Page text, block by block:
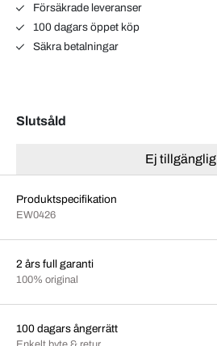
Försäkrade leveranser
100 dagars öppet köp
Säkra betalningar
Slutsåld
Ej tillgänglig
Produktspecifikation
EW0426
2 års full garanti
100% original
100 dagars ångerrätt